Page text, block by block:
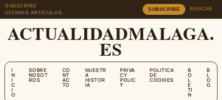
SUBSCRIBE
ULTIMOS ARTICULOS
SUBSCRIBE BUSCAR
ACTUALIDADMALAGA.
ES
I
N
I
C
I
O
SOBRE
NOSOT
ROS
CO
NT
AC
TO
NUESTR
A
HISTOR
IA
PRIVA
CY
POLIC
Y
POLITICA
DE
COOKIES
B
O
L
E
TI
N
B
L
O
G